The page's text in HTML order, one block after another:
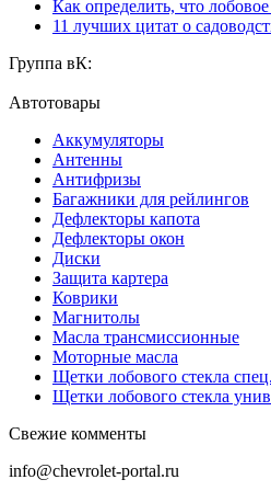
Как определить, что
11 лучших цитат о
Группа вК:
Автотовары
Аккумуляторы
Антенны
Антифризы
Багажники для рейлингов
Дефлекторы капота
Дефлекторы окон
Диски
Защита картера
Коврики
Магнитолы
Масла трансмиссионные
Моторные масла
Щетки лобового стекла спец.
Щетки лобового стекла
Свежие комменты
info@chevrolet-portal.ru